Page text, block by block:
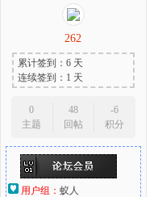
262
累计签到：6 天
连续签到：1 天
0
主题
48
回帖
-6
积分
用户组： 蚁人